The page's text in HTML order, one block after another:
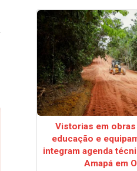
Vistorias em
educação e
integram agenda
Amapá em